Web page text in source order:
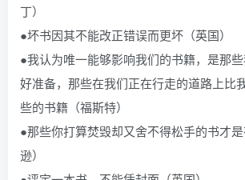
丁）
●坏书因其不能改正错误而更坏（英国）
●我认为唯一能够影响我们的书籍，是那
好准备，那些在我们正在行走的道路上比
些的书籍（福斯特）
●那些你打算焚毁却又舍不得松手的书才
逊）